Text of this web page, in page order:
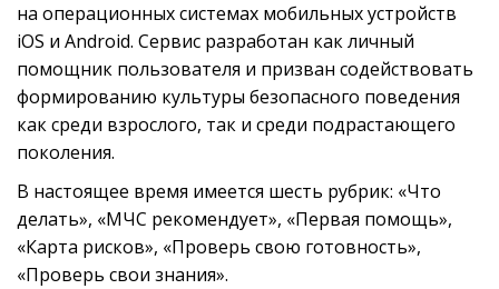
на операционных системах мобильных устройств
iOS и Android. Сервис разработан как личный
помощник пользователя и призван содействовать
формированию культуры безопасного поведения
как среди взрослого, так и среди подрастающего
поколения.
В настоящее время имеется шесть рубрик: «Что
делать», «МЧС рекомендует», «Первая помощь»,
«Карта рисков», «Проверь свою готовность»,
«Проверь свои знания».